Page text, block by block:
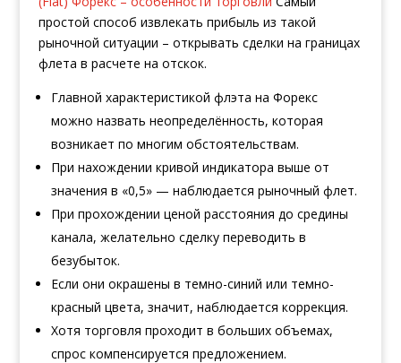
простой способ извлекать прибыль из такой
рыночной ситуации – открывать сделки на границах
флета в расчете на отскок.
Главной характеристикой флэта на Форекс
можно назвать неопределённость, которая
возникает по многим обстоятельствам.
При нахождении кривой индикатора выше от
значения в «0,5» — наблюдается рыночный флет.
При прохождении ценой расстояния до средины
канала, желательно сделку переводить в
безубыток.
Если они окрашены в темно-синий или темно-
красный цвета, значит, наблюдается коррекция.
Хотя торговля проходит в больших объемах,
спрос компенсируется предложением.